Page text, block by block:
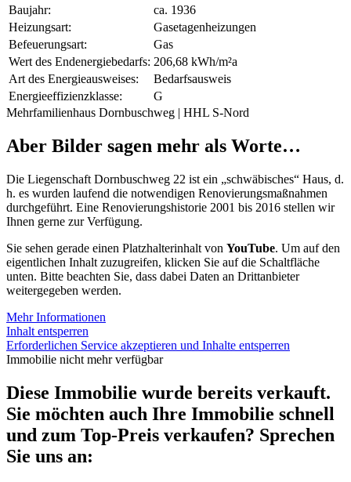
Baujahr:
ca. 1936
Heizungsart:
Gasetagenheizungen
Befeuerungsart:
Gas
Wert des Endenergiebedarfs: 206,68 kWh/m²a
Art des Energieausweises:
Bedarfsausweis
Energieeffizienzklasse:
G
Mehrfamilienhaus Dornbuschweg | HHL S-Nord
Aber Bilder sagen mehr als Worte…
Die Liegenschaft Dornbuschweg 22 ist ein „schwäbisches“ Haus, d.
h. es wurden laufend die notwendigen Renovierungsmaßnahmen
durchgeführt. Eine Renovierungshistorie 2001 bis 2016 stellen wir
Ihnen gerne zur Verfügung.
Sie sehen gerade einen Platzhalterinhalt von YouTube. Um auf den
eigentlichen Inhalt zuzugreifen, klicken Sie auf die Schaltfläche
unten. Bitte beachten Sie, dass dabei Daten an Drittanbieter
weitergegeben werden.
Mehr Informationen
Inhalt entsperren
Erforderlichen Service akzeptieren und Inhalte entsperren
Immobilie nicht mehr verfügbar
Diese Immobilie wurde bereits verkauft.
Sie möchten auch Ihre Immobilie schnell
und zum Top-Preis verkaufen? Sprechen
Sie uns an: